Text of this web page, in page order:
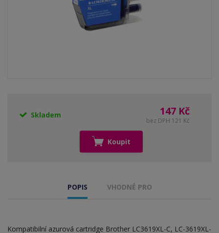
Skladem 147 Kč
bez DPH 121 Kč
Koupit
POPIS VHODNÉ PRO
Kompatibilní azurová cartridge Brother LC3619XL-C, LC-3619XL-